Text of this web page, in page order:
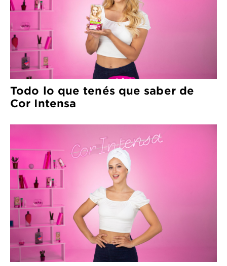
Todo lo que tenés que saber de
Cor Intensa